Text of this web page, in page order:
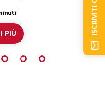
PIÙ ISCRIVITI ORA